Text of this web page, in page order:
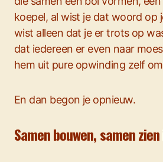
koepel, al wist je dat woord op
wist alleen dat je er trots op
dat iedereen er even naar
hem uit pure opwinding zelf
En dan begon je opnieuw.
Samen bouwen, samen